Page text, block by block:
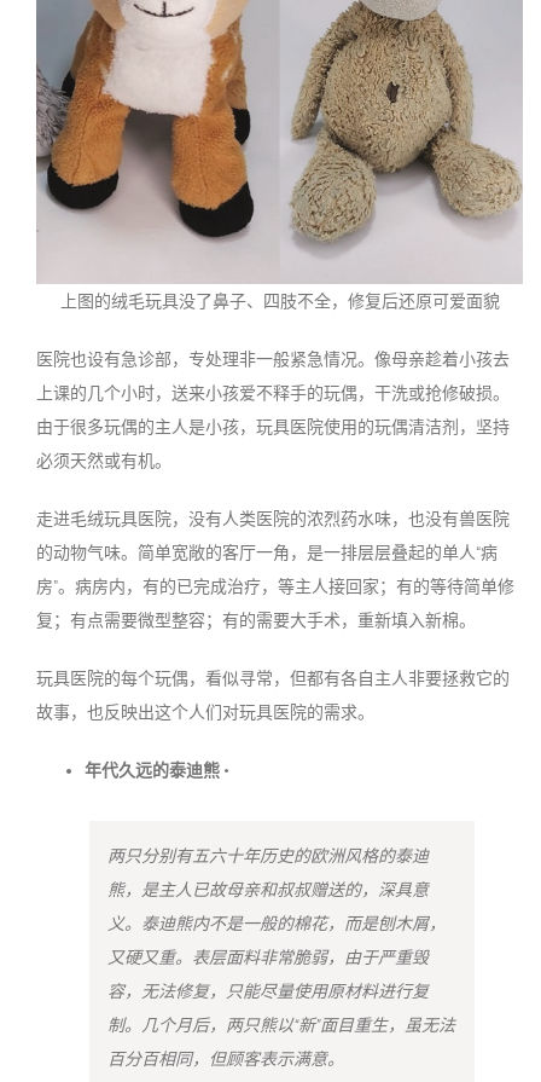
上图的绒毛玩具没了鼻子、四肢不全，修复后还原可爱面貌
医院也设有急诊部，专处理非一般紧急情况。像母亲趁着小孩去
上课的几个小时，送来小孩爱不释手的玩偶，干洗或抢修破损。
由于很多玩偶的主人是小孩，玩具医院使用的玩偶清洁剂，坚持
必须天然或有机。
走进毛绒玩具医院，没有人类医院的浓烈药水味，也没有兽医院
的动物气味。简单宽敞的客厅一角，是一排层层叠起的单人“病
房”。病房内，有的已完成治疗，等主人接回家；有的等待简单修
复；有点需要微型整容；有的需要大手术，重新填入新棉。
玩具医院的每个玩偶，看似寻常，但都有各自主人非要拯救它的
故事，也反映出这个人们对玩具医院的需求。
年代久远的泰迪熊 •
两只分别有五六十年历史的欧洲风格的泰迪
熊，是主人已故母亲和叔叔赠送的，深具意
义。泰迪熊内不是一般的棉花，而是刨木屑，
又硬又重。表层面料非常脆弱，由于严重毁
容，无法修复，只能尽量使用原材料进行复
制。几个月后，两只熊以“新”面目重生，虽无法
百分百相同，但顾客表示满意。